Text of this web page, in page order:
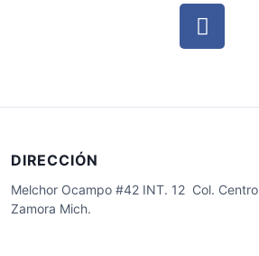
DIRECCIÓN
Melchor Ocampo #42 INT. 12 Col. Centro
Zamora Mich.